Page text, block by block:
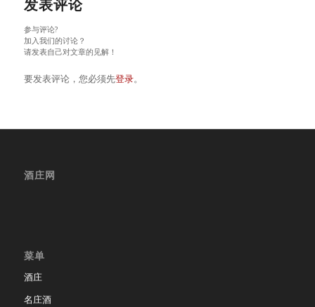
发表评论
参与评论?
加入我们的讨论？
请发表自己对文章的见解！
要发表评论，您必须先登录。
酒庄网
菜单
酒庄
名庄酒